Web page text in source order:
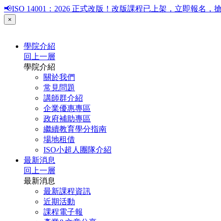
📢ISO 14001：2026 正式改版！改版課程已上架，立即報名，
×
學院介紹
回上一層
學院介紹
關於我們
常見問題
講師群介紹
企業優惠專區
政府補助專區
繼續教育學分指南
場地租借
ISO小超人團隊介紹
最新消息
回上一層
最新消息
最新課程資訊
近期活動
課程電子報